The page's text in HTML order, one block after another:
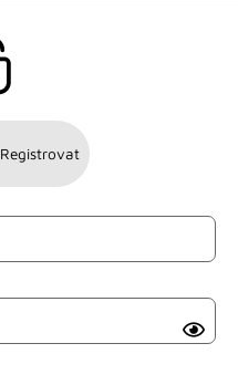
Registrovat